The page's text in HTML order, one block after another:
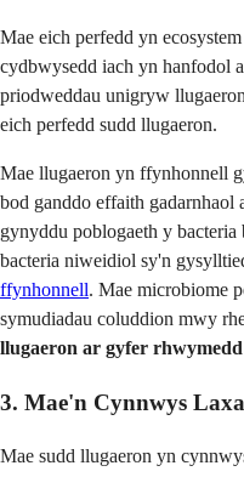
Mae eich perfedd yn
cydbwysedd iach yn hanfodol
priodweddau unigryw
eich perfedd sudd llugaeron.
Mae llugaeron yn ffynhonnell
bod ganddo effaith
gynyddu poblogaeth y bacteria
bacteria niweidiol sy'n
ffynhonnell. Mae microbiome
symudiadau coluddion mwy
llugaeron ar gyfer rhwymedd
3. Mae'n Cynnwys
Mae sudd llugaeron yn